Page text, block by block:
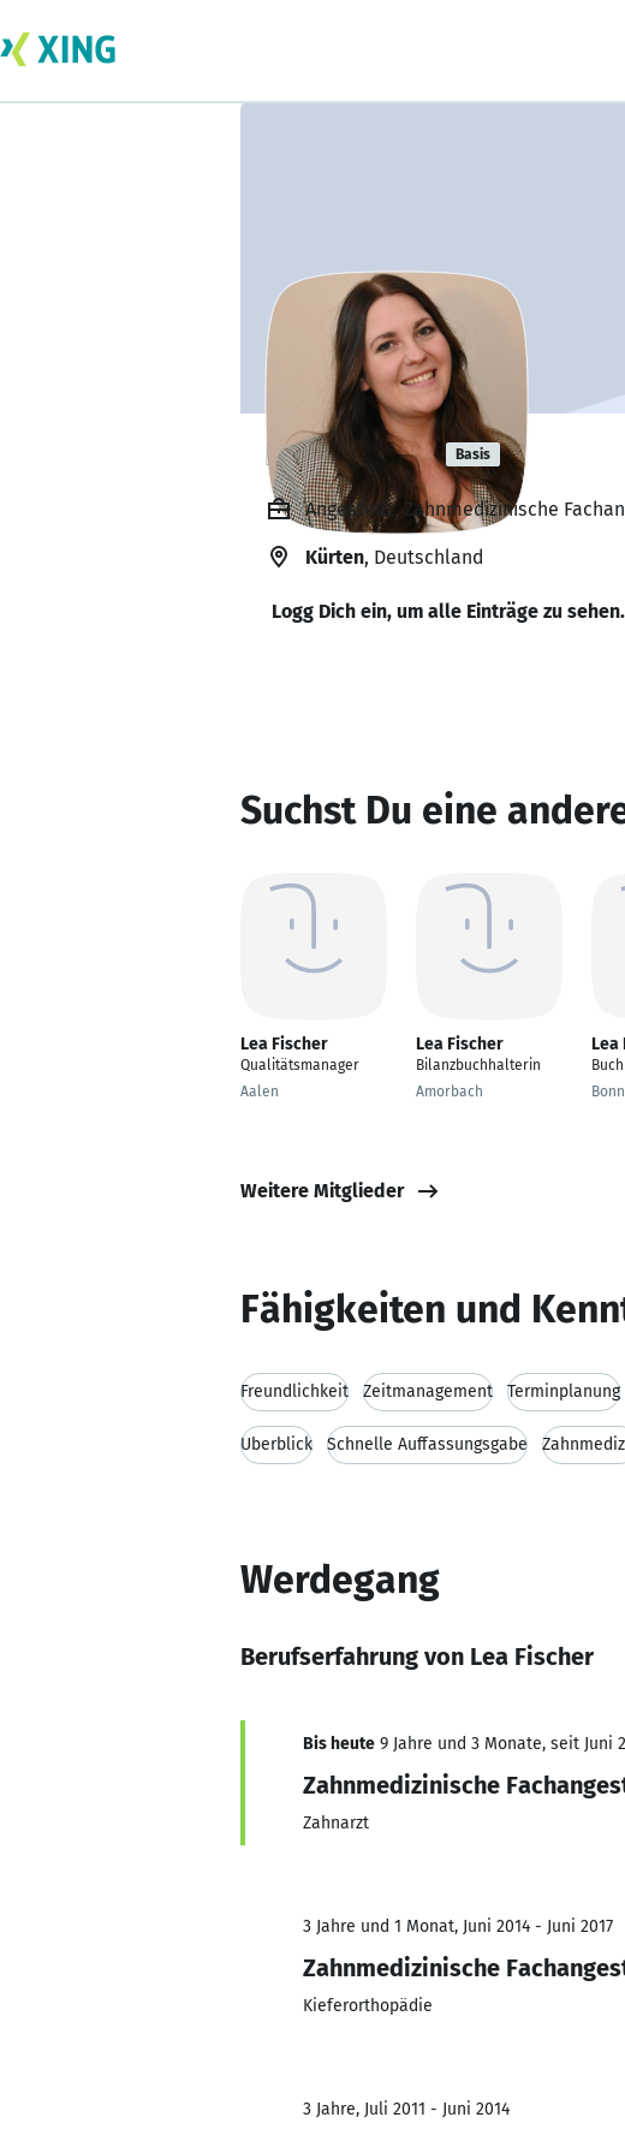
Lea Fischer Basis
Angestellt, Zahnmedizinische
Kürten, Deutschland
Logg Dich ein, um alle Einträge zu sehen.
Suchst Du eine
Lea Fischer
Qualitätsmanager
Aalen
Lea Fischer
Bilanzbuchhalterin
Amorbach
Lea
Bonn
Weitere Mitglieder
Fähigkeiten und
Freundlichkeit Zeitmanagement Terminplanung
Überblick Schnelle Auffassungsgabe
Werdegang
Berufserfahrung von Lea Fischer
Bis heute 9 Jahre und 3 Monate, seit Juni
Zahnmedizinische
Zahnarzt
3 Jahre und 1 Monat, Juni 2014 - Juni 2017
Zahnmedizinische
Kieferorthopädie
3 Jahre, Juli 2011 - Juni 2014